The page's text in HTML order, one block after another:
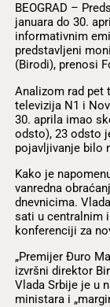
BEOGRAD –
januara do 30.
informativnim
predstavljeni
(Birodi), prenosi
Analizom rad pet
televizija N1 i
30. aprila imao
odsto), 23 odsto
pojavljivanje bilo
Kako je
vanredna
dnevnicima.
sati u centralnim
konferenciji za
„Premijer Đuro
izvršni direktor
Vlada Srbije je u
ministara i